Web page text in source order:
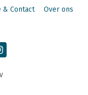
& Contact Over ons